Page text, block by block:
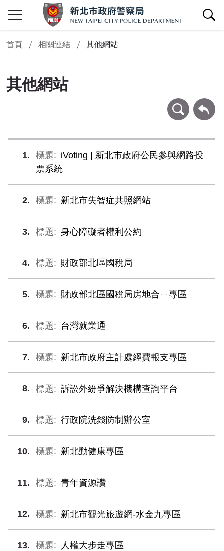
查詢區開關
首頁 相關連結 其他網站
其他網站
條件查詢 回上一頁
1
iVoting | 新北市政府公民參與網路投
票系統
2 新北市失智症共照網站
3 身心障礙者權利公約
4 財政部北區國稅局
5 財政部北區國稅局房地合ㄧ專區
6 台灣就業通
7 新北市政府主計處經費報支專區
8 訴訟外紛爭解決機構查詢平台
9 行政院洗錢防制辦公室
10 新北動健康專區
11 青年資源讚
12 新北市觀光旅遊網-水金九專區
13 人權大步走專區